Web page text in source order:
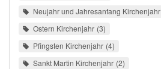
Neujahr und Jahresanfang Kirchenjahr
Ostern Kirchenjahr 3
Pfingsten Kirchenjahr 4
Sankt Martin Kirchenjahr 2